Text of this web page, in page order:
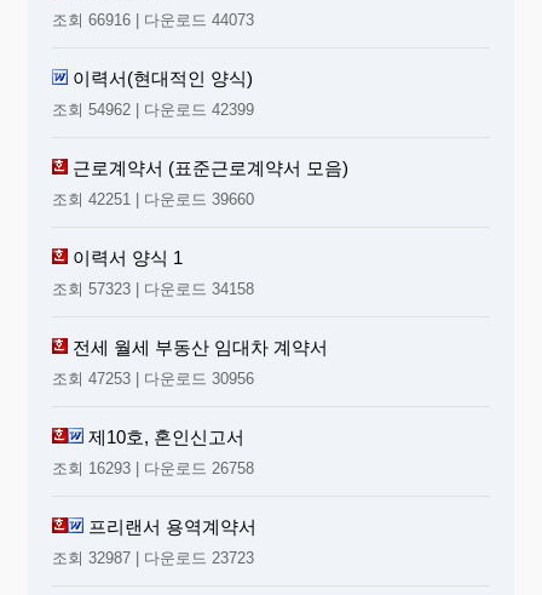
조회 66916 | 다운로드 44073
이력서(현대적인 양식)
조회 54962 | 다운로드 42399
근로계약서 (표준근로계약서 모음)
조회 42251 | 다운로드 39660
이력서 양식 1
조회 57323 | 다운로드 34158
전세 월세 부동산 임대차 계약서
조회 47253 | 다운로드 30956
제10호, 혼인신고서
조회 16293 | 다운로드 26758
프리랜서 용역계약서
조회 32987 | 다운로드 23723